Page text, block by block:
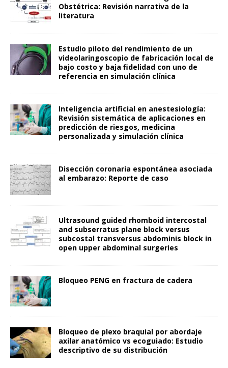
Obstétrica: Revisión narrativa de la
literatura
Estudio piloto del rendimiento de un
videolaringoscopio de fabricación local de
bajo costo y baja fidelidad con uno de
referencia en simulación clínica
Inteligencia artificial en anestesiología:
Revisión sistemática de aplicaciones en
predicción de riesgos, medicina
personalizada y simulación clínica
Disección coronaria espontánea asociada
al embarazo: Reporte de caso
Ultrasound guided rhomboid intercostal
and subserratus plane block versus
subcostal transversus abdominis block in
open upper abdominal surgeries
Bloqueo PENG en fractura de cadera
Bloqueo de plexo braquial por abordaje
axilar anatómico vs ecoguiado: Estudio
descriptivo de su distribución